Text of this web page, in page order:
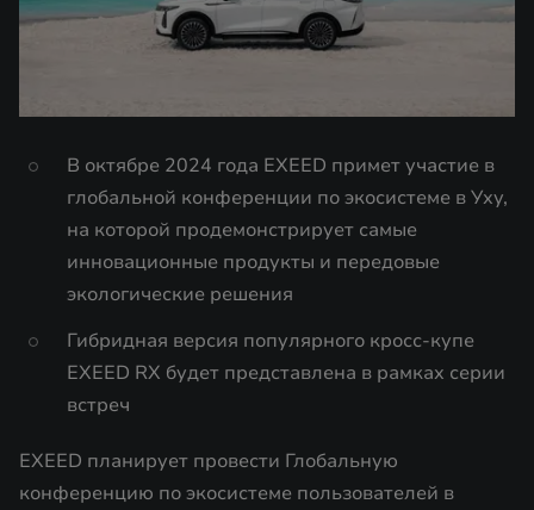
В октябре 2024 года EXEED примет участие в
глобальной конференции по экосистеме в Уху,
на которой продемонстрирует самые
инновационные продукты и передовые
экологические решения
Гибридная версия популярного кросс-купе
EXEED RX будет представлена в рамках серии
встреч
EXEED планирует провести Глобальную
конференцию по экосистеме пользователей в